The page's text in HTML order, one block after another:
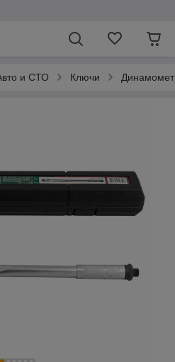
и СТО Ключи